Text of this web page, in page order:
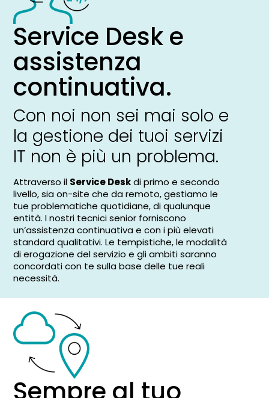
Service Desk e
assistenza
continuativa.
Con noi non sei mai solo e
la gestione dei tuoi servizi
IT non è più un problema.
Attraverso il Service Deskdi primo e secondo
livello, sia on-site che da remoto, gestiamo le
tue problematiche quotidiane, di qualunque
entità. I nostri tecnici senior forniscono
un’assistenza continuativa e con i più elevati
standard qualitativi. Le tempistiche, le modalità
di erogazione del servizio e gli ambiti saranno
concordati con te sulla base delle tue reali
necessità.
Sempre al tuo